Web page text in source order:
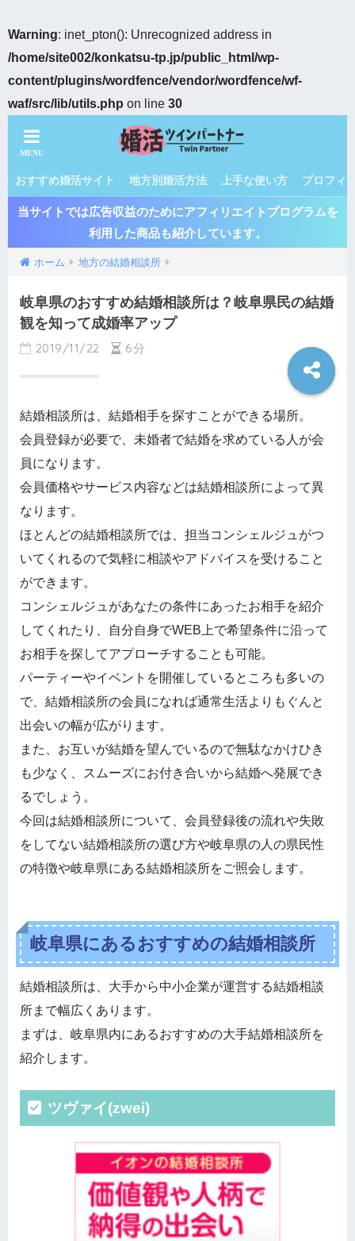
Warning: inet_pton(): Unrecognized address in
/home/site002/konkatsu-tp.jp/public_html/wp-
content/plugins/wordfence/vendor/wordfence/wf-
waf/src/lib/utils.php on line 30
おすすめ婚活サイト 地方別婚活方法 上手な使い方 プロフィ
当サイトでは広告収益のためにアフィリエイトプログラムを
利用した商品も紹介しています。
ホーム 地方の結婚相談所
岐阜県のおすすめ結婚相談所は？岐阜県民の結婚
観を知って成婚率アップ
2019/11/22 6分
結婚相談所は、結婚相手を探すことができる場所。
会員登録が必要で、未婚者で結婚を求めている人が会
員になります。
会員価格やサービス内容などは結婚相談所によって異
なります。
ほとんどの結婚相談所では、担当コンシェルジュがつ
いてくれるので気軽に相談やアドバイスを受けること
ができます。
コンシェルジュがあなたの条件にあったお相手を紹介
してくれたり、自分自身でWEB上で希望条件に沿って
お相手を探してアプローチすることも可能。
パーティーやイベントを開催しているところも多いの
で、結婚相談所の会員になれば通常生活よりもぐんと
出会いの幅が広がります。
また、お互いが結婚を望んでいるので無駄なかけひき
も少なく、スムーズにお付き合いから結婚へ発展でき
るでしょう。
今回は結婚相談所について、会員登録後の流れや失敗
をしてない結婚相談所の選び方や岐阜県の人の県民性
の特徴や岐阜県にある結婚相談所をご照会します。
岐阜県にあるおすすめの結婚相談所
結婚相談所は、大手から中小企業が運営する結婚相談
所まで幅広くあります。
まずは、岐阜県内にあるおすすめの大手結婚相談所を
紹介します。
ツヴァイ(zwei)